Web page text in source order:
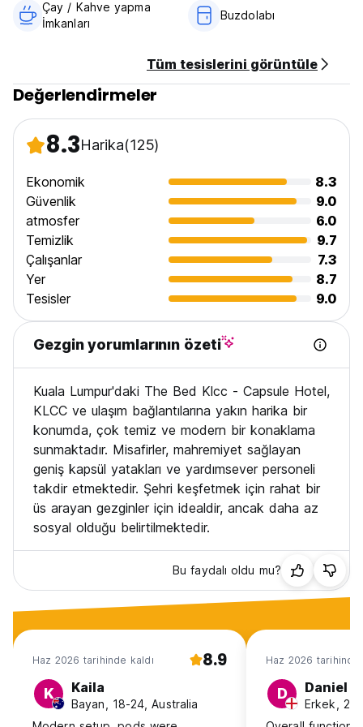
Çay / Kahve yapma
İmkanları
Buzdolabı
Tüm tesislerini görüntüle
Değerlendirmeler
8.3Harika(125)
Ekonomik
8.3
Güvenlik
9.0
atmosfer
6.0
Temizlik
9.7
Çalışanlar
7.3
Yer
8.7
Tesisler
9.0
Gezgin yorumlarının özeti
Kuala Lumpur'daki The Bed Klcc - Capsule Hotel,
KLCC ve ulaşım bağlantılarına yakın harika bir
konumda, çok temiz ve modern bir konaklama
sunmaktadır. Misafirler, mahremiyet sağlayan
geniş kapsül yatakları ve yardımsever personeli
takdir etmektedir. Şehri keşfetmek için rahat bir
üs arayan gezginler için idealdir, ancak daha az
sosyal olduğu belirtilmektedir.
Bu faydalı oldu mu?
Haz 2026 tarihinde kaldı 8.9
K Kaila
Bayan, 18-24, Australia
Haz 2026 tarihinde
D Daniel
Erkek,